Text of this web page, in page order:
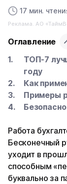
17 мин.
Реклама. АО
Оглавление
ТОП-7
году
Как
Примеры
Работа
Бесконечный
уходит в
способным
буквально за